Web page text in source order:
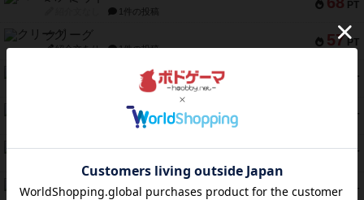
PT
1件の投稿
57 PT
クリーグ
紹介文あり 1件の投稿
PT
セミファイナル ～お前はまだ生きている～
1件の投稿
PT
ふたつの街の物語
18件の投稿
50 PT
クランク! ：冒険者たち（拡張）
42 PT
とうほうの！